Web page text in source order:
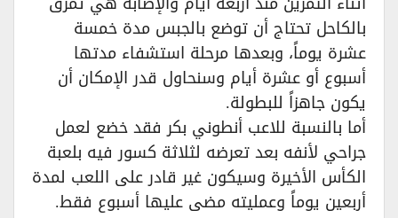
بالكاحل تحتاج أن توضع بالجبس مدة خمسة
عشرة يوماً، وبعدها مرحلة استشفاء مدتها
أسبوع أو عشرة أيام وسنحاول قدر الإمكان أن
يكون جاهزاً للبطولة.
أما بالنسبة للاعب أنطوني بكر فقد خضع لعمل
جراحي لأنفه بعد تعرضه لثلاثة كسور فيه بلعبة
الكأس الأخيرة وسيكون غير قادر على اللعب لمدة
أربعين يوماً وعمليته مضى عليها أسبوع فقط.